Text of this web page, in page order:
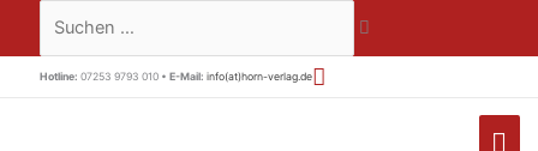
springen
Suchen …
Hotline: 07253 9793 010 • E-Mail: info(at)horn-verlag.de